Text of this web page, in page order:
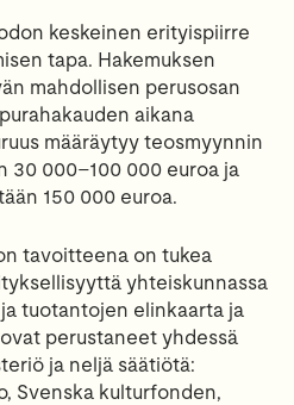
keskeinen erityispiirre
tapa. Hakemuksen
mahdollisen perusosan
aikana
määräytyy teosmyynnin
30 000–100 000 euroa ja
150 000 euroa.
tavoitteena on tukea
yhteiskunnassa
tuotantojen elinkaarta ja
perustaneet yhdessä
ja neljä säätiötä:
Svenska kulturfonden,